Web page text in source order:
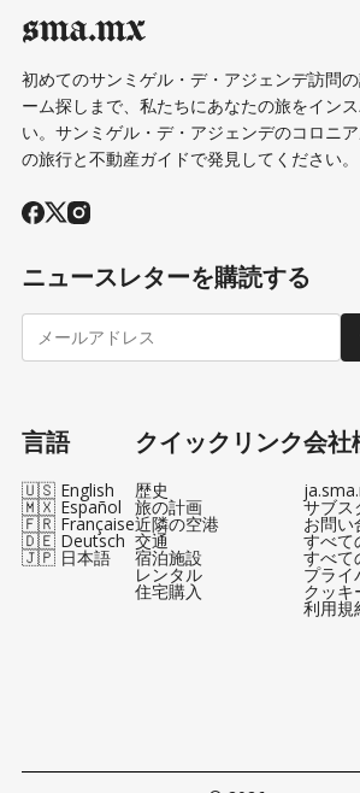
sma.mx
初めてのサンミゲル・デ・アジェンデ訪問
ーム探しまで、私たちにあなたの旅をイン
い。サンミゲル・デ・アジェンデのコロニ
の旅行と不動産ガイドで発見してください。
ニュースレターを購読する
言語
🇺🇸 English
🇲🇽 Español
🇫🇷 Française
🇩🇪 Deutsch
🇯🇵 日本語
クイックリンク
歴史
旅の計画
近隣の空港
交通
宿泊施設
レンタル
住宅購入
会社
サブス
お問い
すべて
すべて
プライ
クッキ
利用規